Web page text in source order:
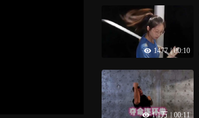
1477 | 00:10
1.1万 | 00:11